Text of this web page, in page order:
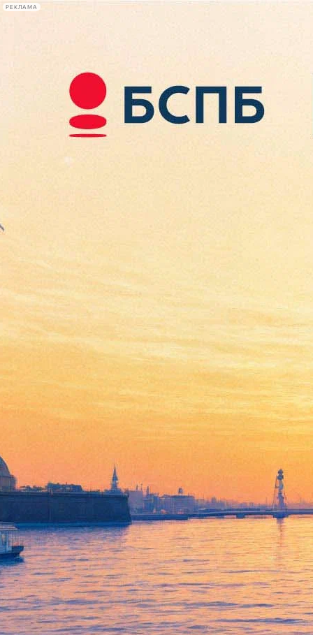
РЕКЛАМА
Сегодня:
2026.08.08
05:01
Афиша Plus
Русский музей покажет
выставку-трибьют
коллекции Александра III